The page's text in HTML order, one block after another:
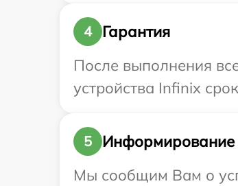
4
Гарантия
После выполнения
устройства Infinix
5
Информирование
Мы сообщим Вам о